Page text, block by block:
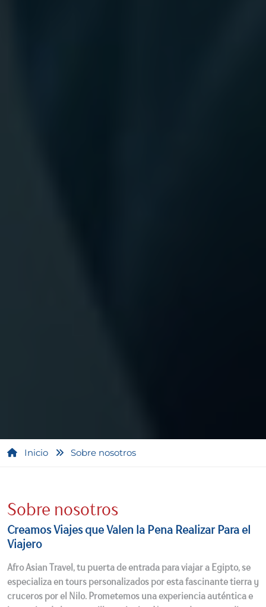
Inicio Sobre nosotros
Sobre nosotros
Creamos Viajes que Valen la Pena Realizar Para el
Viajero
Afro Asian Travel, tu puerta de entrada para viajar a Egipto, se
especializa en tours personalizados por esta fascinante tierra y
cruceros por el Nilo. Prometemos una experiencia auténtica e